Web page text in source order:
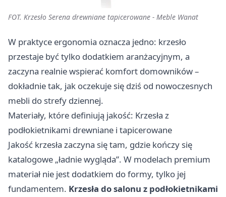
FOT. Krzesło Serena drewniane tapicerowane - Meble Wanat
W praktyce ergonomia oznacza jedno: krzesło
przestaje być tylko dodatkiem aranżacyjnym, a
zaczyna realnie wspierać komfort domowników –
dokładnie tak, jak oczekuje się dziś od nowoczesnych
mebli do strefy dziennej.
Materiały, które definiują jakość: Krzesła z
podłokietnikami drewniane i tapicerowane
Jakość krzesła zaczyna się tam, gdzie kończy się
katalogowe „ładnie wygląda”. W modelach premium
materiał nie jest dodatkiem do formy, tylko jej
fundamentem. Krzesła do salonu z podłokietnikami